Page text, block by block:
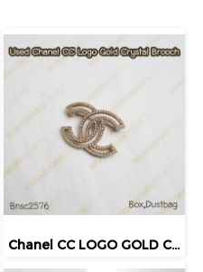
Chanel CC LOGO GOLD CRYSTAL BROOCH